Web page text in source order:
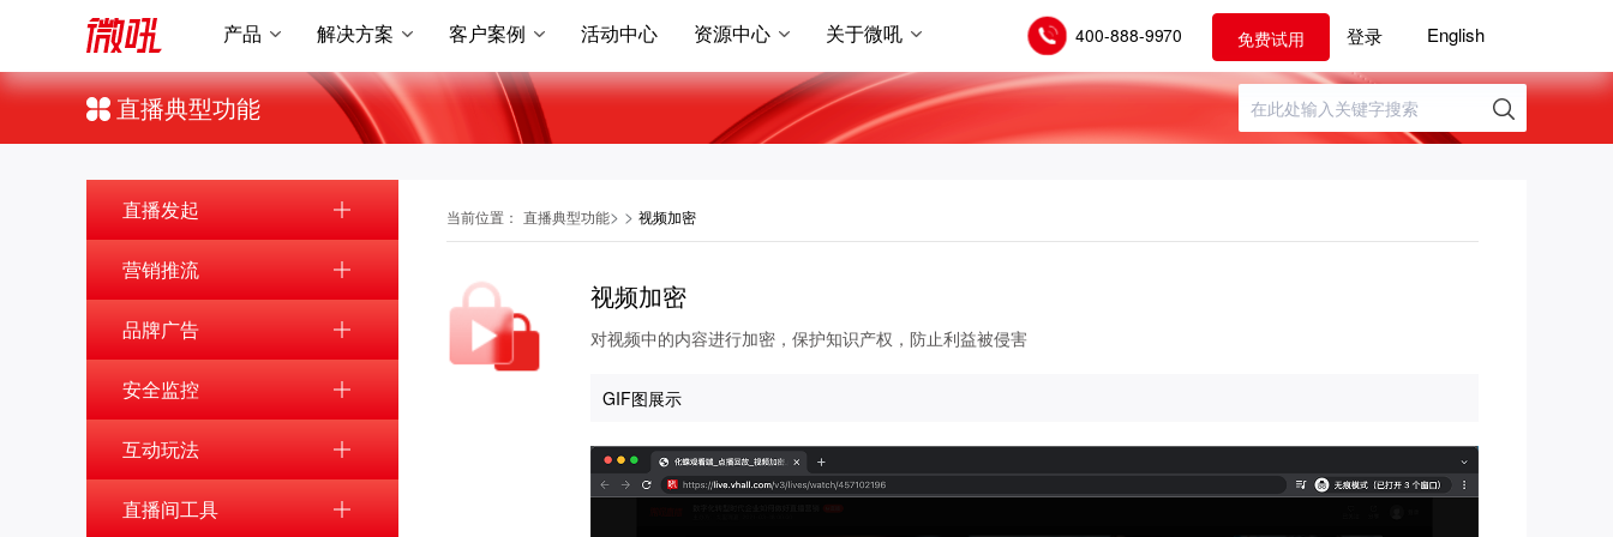
产品 解决方案 客户案例 活动中心 资源中心 关于微吼 400-888-9970 免费试用 登录 English
直播典型功能
直播发起
营销推流
品牌广告
安全监控
互动玩法
直播间工具
当前位置： 直播典型功能> > 视频加密
视频加密
对视频中的内容进行加密，保护知识产权，防止利益被侵害
GIF图展示